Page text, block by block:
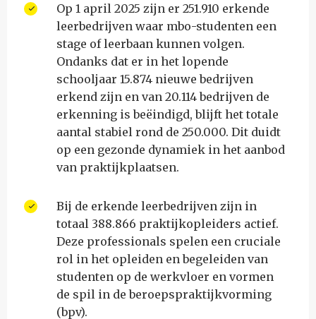
Op 1 april 2025 zijn er 251.910 erkende
leerbedrijven waar mbo-studenten een
stage of leerbaan kunnen volgen.
Ondanks dat er in het lopende
schooljaar 15.874 nieuwe bedrijven
erkend zijn en van 20.114 bedrijven de
erkenning is beëindigd, blijft het totale
aantal stabiel rond de 250.000. Dit duidt
op een gezonde dynamiek in het aanbod
van praktijkplaatsen.
Bij de erkende leerbedrijven zijn in
totaal 388.866 praktijkopleiders actief.
Deze professionals spelen een cruciale
rol in het opleiden en begeleiden van
studenten op de werkvloer en vormen
de spil in de beroepspraktijkvorming
(bpv).